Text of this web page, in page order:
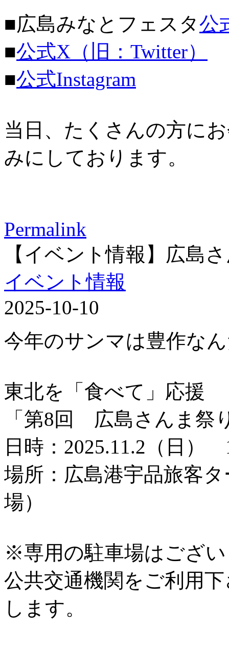
■広島みなとフェスタ公
■公式X（旧：Twitter）
■公式Instagram
当日、たくさんの方に
みにしております。
Permalink
【イベント情報】広島
イベント情報
2025-10-10
今年のサンマは豊作な
東北を「食べて」応援
「第8回 広島さんま祭
日時：2025.11.2（日）
場所：広島港宇品旅客
場）
※専用の駐車場はござ
公共交通機関をご利用
します。